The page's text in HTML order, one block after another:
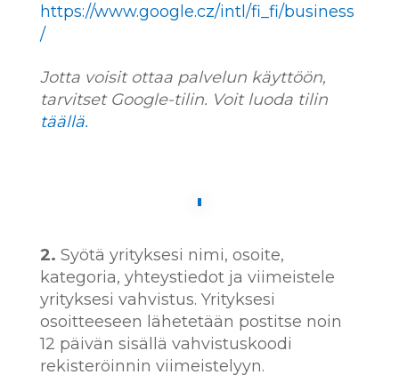
https://www.google.cz/intl/fi_fi/business
/
Jotta voisit ottaa palvelun käyttöön,
tarvitset Google-tilin. Voit luoda tilin
täällä.
2. Syötä yrityksesi nimi, osoite,
kategoria, yhteystiedot ja viimeistele
yrityksesi vahvistus. Yrityksesi
osoitteeseen lähetetään postitse noin
12 päivän sisällä vahvistuskoodi
rekisteröinnin viimeistelyyn.